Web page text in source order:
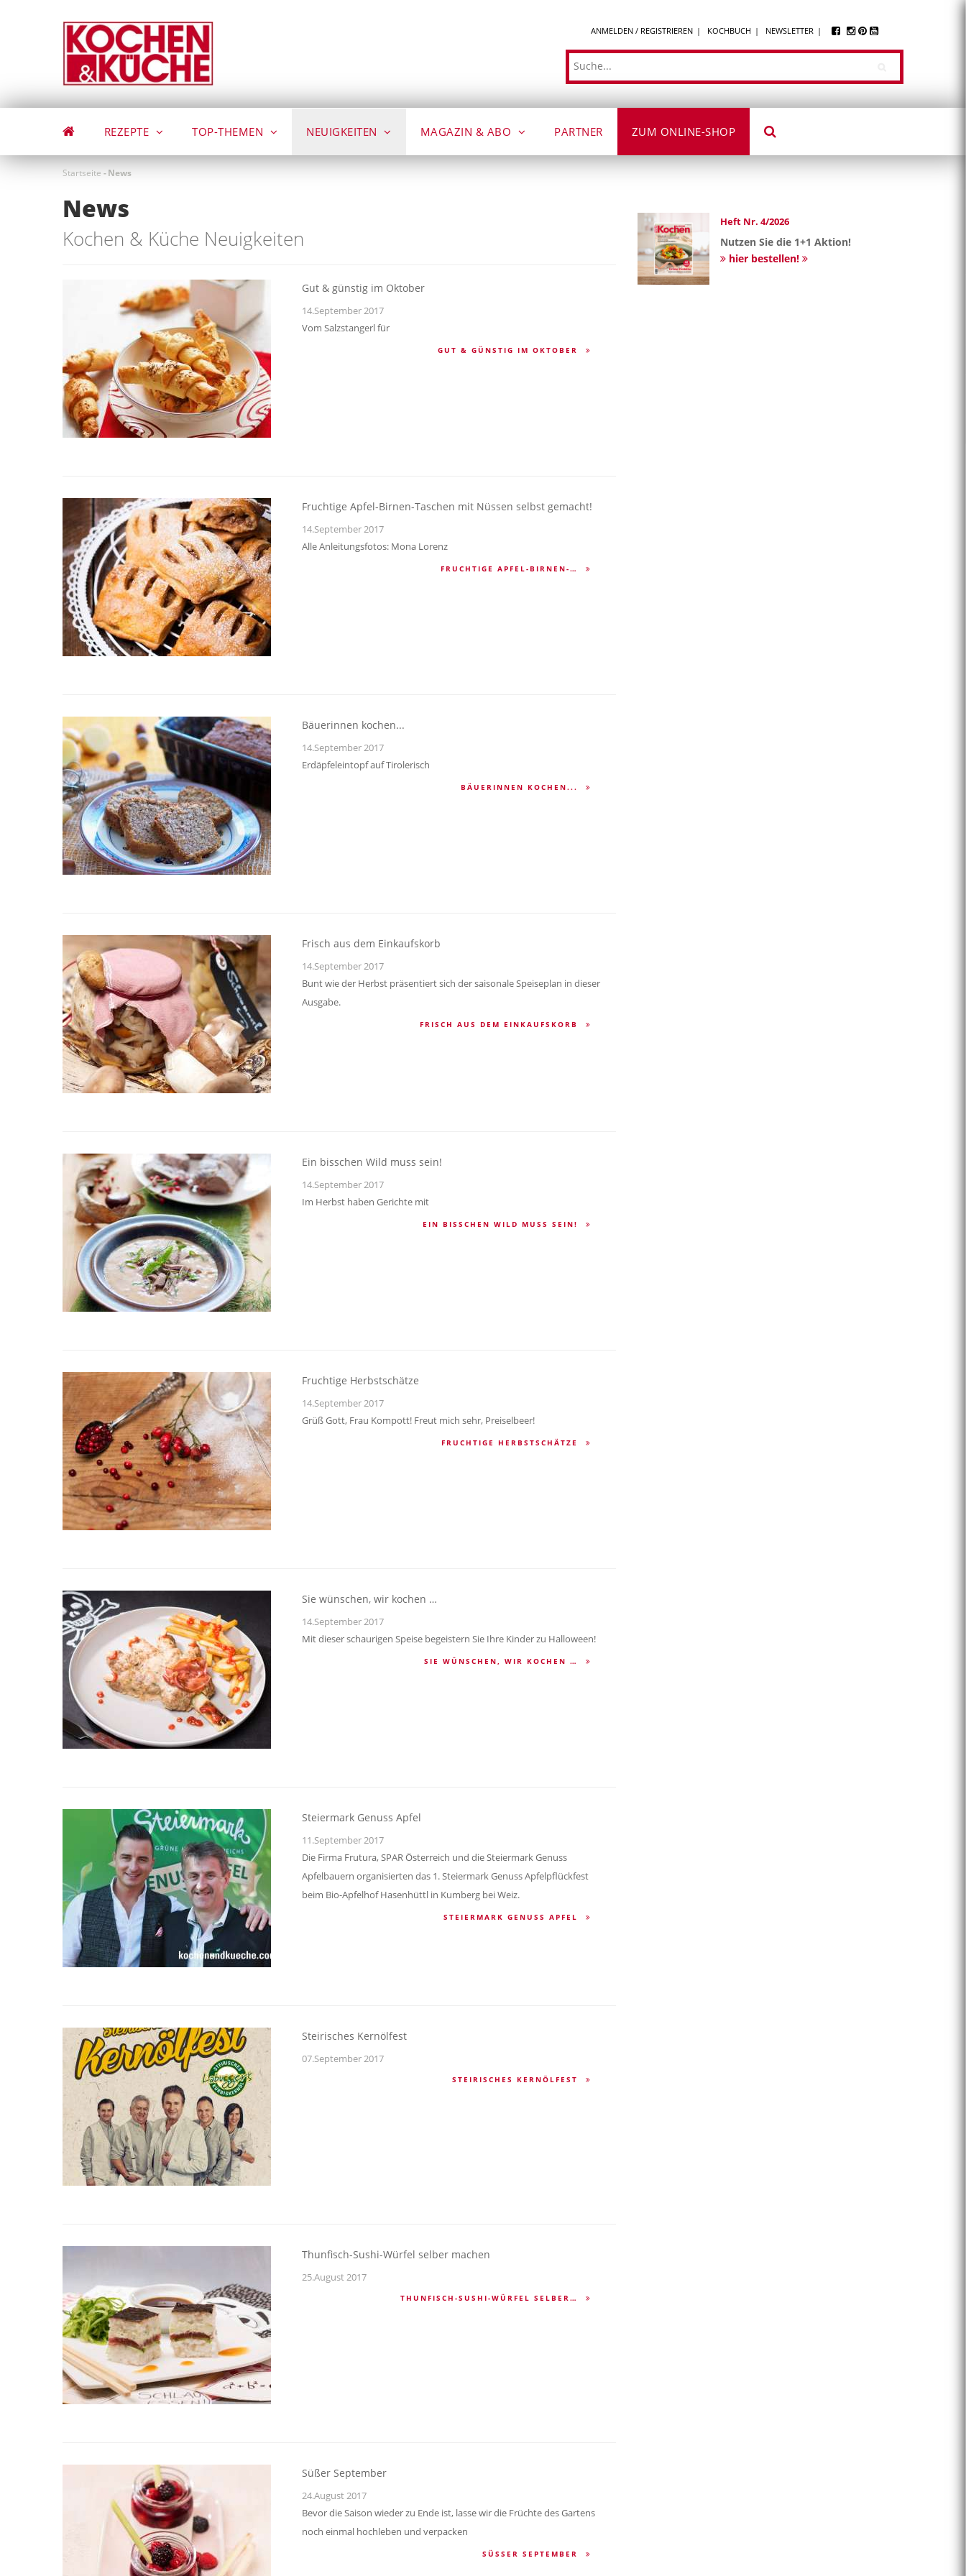
ANMELDEN / REGISTRIEREN KOCHBUCH NEWSLETTER
Suche
REZEPTE TOP-THEMEN NEUIGKEITEN MAGAZIN & ABO PARTNER ZUM ONLINE-SHOP
Startseite -News
News
Kochen & Küche Neuigkeiten
Gut & günstig im Oktober
14.September 2017
Vom Salzstangerl für
GUT & GÜNSTIG IM OKTOBER
Fruchtige Apfel-Birnen-Taschen mit Nüssen selbst gemacht!
14.September 2017
Alle Anleitungsfotos: Mona Lorenz
FRUCHTIGE APFEL-BIRNEN-…
Bäuerinnen kochen...
14.September 2017
Erdäpfeleintopf auf Tirolerisch
BÄUERINNEN KOCHEN...
Frisch aus dem Einkaufskorb
14.September 2017
Bunt wie der Herbst präsentiert sich der saisonale Speiseplan in dieser
Ausgabe.
FRISCH AUS DEM EINKAUFSKORB
Ein bisschen Wild muss sein!
14.September 2017
Im Herbst haben Gerichte mit
EIN BISSCHEN WILD MUSS SEIN!
Fruchtige Herbstschätze
14.September 2017
Grüß Gott, Frau Kompott! Freut mich sehr, Preiselbeer!
FRUCHTIGE HERBSTSCHÄTZE
Sie wünschen, wir kochen …
14.September 2017
Mit dieser schaurigen Speise begeistern Sie Ihre Kinder zu Halloween!
SIE WÜNSCHEN, WIR KOCHEN …
Steiermark Genuss Apfel
11.September 2017
Die Firma Frutura, SPAR Österreich und die Steiermark Genuss
Apfelbauern organisierten das 1. Steiermark Genuss Apfelpflückfest
beim Bio-Apfelhof Hasenhüttl in Kumberg bei Weiz.
STEIERMARK GENUSS APFEL
Steirisches Kernölfest
07.September 2017
STEIRISCHES KERNÖLFEST
Thunfisch-Sushi-Würfel selber machen
25.August 2017
THUNFISCH-SUSHI-WÜRFEL SELBER…
Süßer September
24.August 2017
Bevor die Saison wieder zu Ende ist, lasse wir die Früchte des Gartens
noch einmal hochleben und verpacken
SÜSSER SEPTEMBER
Heft Nr. 4/2026
Nutzen Sie die 1+1 Aktion!
hier bestellen!